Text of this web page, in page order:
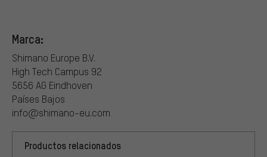
Marca:
Shimano Europe B.V.
High Tech Campus 92
5656 AG Eindhoven
Países Bajos
info@shimano-eu.com
Productos relacionados